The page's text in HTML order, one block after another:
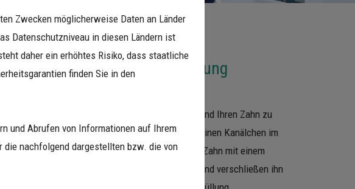
bei der Wurzelkanalbehandlung
zu erreichen und Ihren Zahn zu
es wichtig, das komplette System an winzig kleinen Kanälchen im
gründlich zu reinigen. Dafür schirmen wir den Zahn mit einem
dem Kofferdam von der Mundhöhle ab und verschließen ihn
Zwecken möglicherweise Daten an Länder
Datenschutzniveau in diesen Ländern ist
daher ein erhöhtes Risiko, dass staatliche
finden Sie in den
und Abrufen von Informationen auf Ihrem
die nachfolgend dargestellten bzw. die von